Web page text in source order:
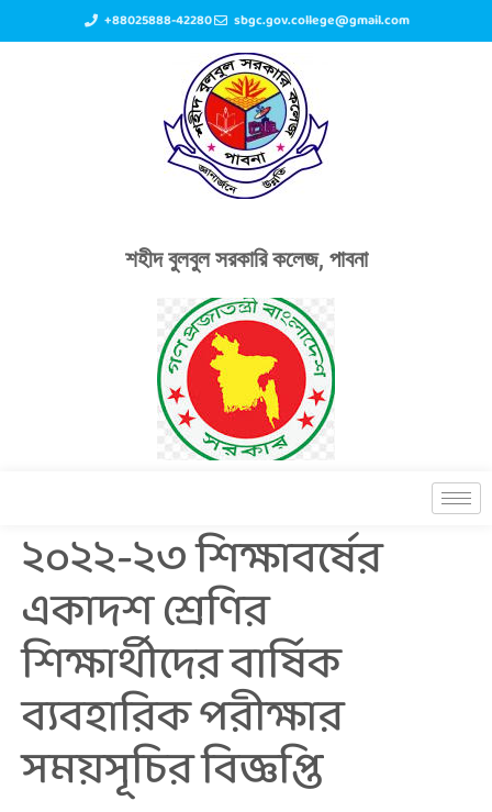
+88025888-42280 sbgc.gov.college@gmail.com
শহীদ বুলবুল সরকারি কলেজ, পাবনা
২০২২-২৩ ‍শিক্ষাবর্ষের
একাদশ শ্রেণির
শিক্ষার্থীদের বার্ষিক
ব্যবহারিক পরীক্ষার
সময়সূচির বিজ্ঞপ্তি